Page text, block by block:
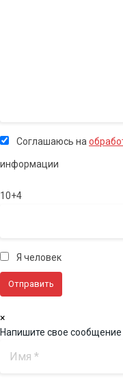
Соглашаюсь на
информации
10+4
Я человек
×
Напишите свое сообщение